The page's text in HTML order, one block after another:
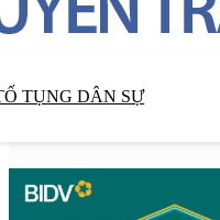
TỤNG DÂN SỰ